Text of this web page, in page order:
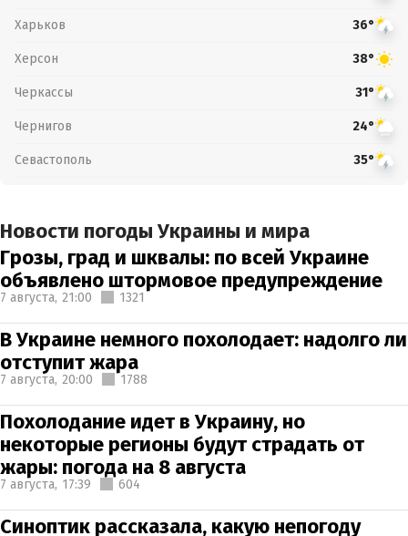
Харьков 36°
Херсон 38°
Черкассы 31°
Чернигов 24°
Севастополь 35°
Новости погоды Украины и мира
Грозы, град и шквалы: по всей Украине
объявлено штормовое предупреждение
7 августа, 21:00 1321
В Украине немного похолодает: надолго ли
отступит жара
7 августа, 20:00 1788
Похолодание идет в Украину, но
некоторые регионы будут страдать от
жары: погода на 8 августа
7 августа, 17:39 604
Синоптик рассказала, какую непогоду